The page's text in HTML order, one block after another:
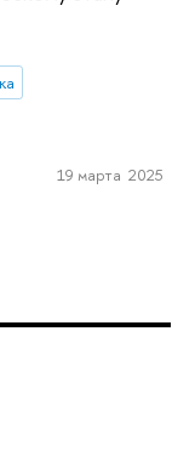
19 марта 2025